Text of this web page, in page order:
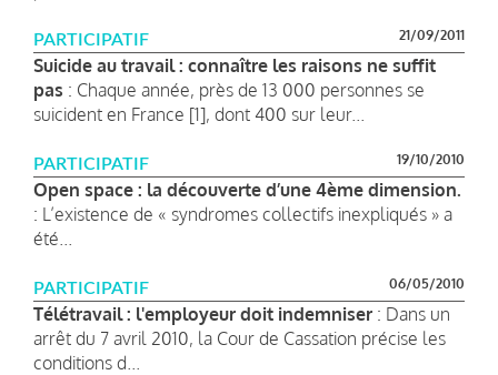
PARTICIPATIF 21/09/2011
Suicide au travail : connaître les raisons ne suffit
pas : Chaque année, près de 13 000 personnes se
suicident en France [1], dont 400 sur leur...
PARTICIPATIF 19/10/2010
Open space : la découverte d’une 4ème dimension.
: L’existence de « syndromes collectifs inexpliqués » a
été...
PARTICIPATIF 06/05/2010
Télétravail : l'employeur doit indemniser : Dans un
arrêt du 7 avril 2010, la Cour de Cassation précise les
conditions d...